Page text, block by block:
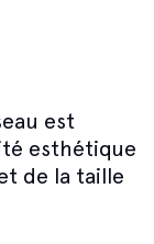
est
esthétique
de la taille